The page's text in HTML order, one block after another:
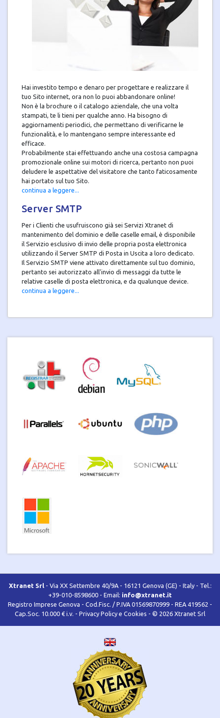
Hai investito tempo e denaro per progettare e realizzare il
tuo Sito internet, ora non lo puoi abbandonare online!
Non è la brochure o il catalogo aziendale, che una volta
stampati, te li tieni per qualche anno. Ha bisogno di
aggiornamenti periodici, che permettano di verificarne le
funzionalità, e lo mantengano sempre interessante ed
efficace.
Probabilmente stai effettuando anche una costosa campagna
promozionale online sui motori di ricerca, pertanto non puoi
deludere le aspettative del visitatore che tanto faticosamente
hai portato sul tuo Sito.
continua a leggere...
Server SMTP
Per i Clienti che usufruiscono già sei Servizi Xtranet di
mantenimento del dominio e delle caselle email, è disponibile
il Servizio esclusivo di invio delle propria posta elettronica
utilizzando il Server SMTP di Posta in Uscita a loro dedicato.
Il Servizio SMTP viene attivato direttamente sul tuo dominio,
pertanto sei autorizzato all'invio di messaggi da tutte le
relative caselle di posta elettronica, e da qualunque device.
continua a leggere...
Xtranet Srl - Via XX Settembre 40/9A - 16121 Genova (GE) - Italy - Tel.:
+39-010-8598600 - Email: info@xtranet.it
Registro Imprese Genova - Cod.Fisc. / P.IVA 01569870999 - REA 419562 -
Cap.Soc. 10.000 € i.v. - Privacy Policy e Cookies - © 2026 Xtranet Srl